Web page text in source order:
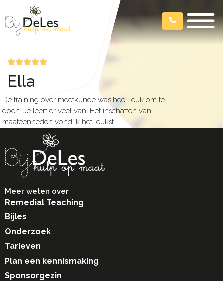
Ella
De training over meetkunde was heel leuk om te
doen. Je leert er veel van. Het inschatten van
maateenheden vond ik het leukst.
Meer weten over
Remedial Teaching
Bijles
Onderzoek
Tarieven
Plan een kennismaking
Sponsorgezin